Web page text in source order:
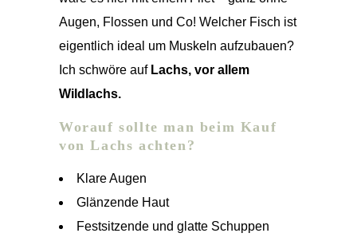
Augen, Flossen und Co! Welcher Fisch ist
eigentlich ideal um Muskeln aufzubauen?
Ich schwöre auf Lachs, vor allem
Wildlachs.
Worauf sollte man beim Kauf
von Lachs achten?
Klare Augen
Glänzende Haut
Festsitzende und glatte Schuppen